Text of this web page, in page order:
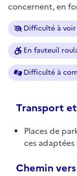
concernent, en
Difficulté à voir
En fauteuil
Difficulté à
Transport
Places de
ces adaptées
Chemin